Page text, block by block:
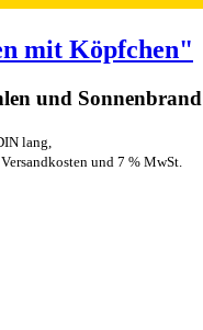
mit Köpfchen"
und Sonnenbrand
lang,
und 7 % MwSt.